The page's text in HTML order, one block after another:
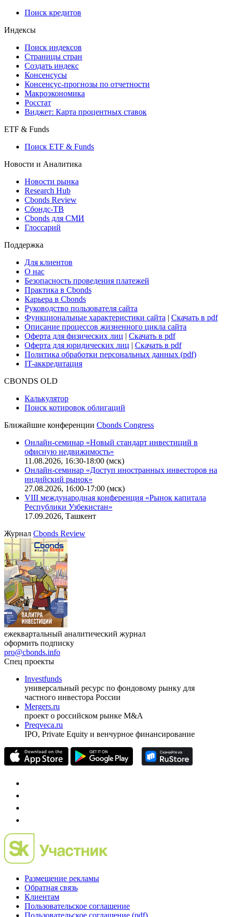
Поиск кредитов
Индексы
Поиск индексов
Страницы стран
Создать индекс
Консенсусы
Консенсус-прогнозы по отчетности
Макроэкономика
Росстат
Виджет: Карта процентных ставок
ETF & Funds
Поиск ETF & Funds
Новости и Аналитика
Новости рынка
Research Hub
Cbonds Review
Сбондс-ТВ
Cbonds для СМИ
Глоссарий
Поддержка
Для клиентов
О нас
Безопасность проведения платежей
Практика в Cbonds
Карьера в Cbonds
Руководство пользователя сайта
Функциональные характеристики сайта | Скачать в pdf
Описание процессов жизненного цикла сайта
Оферта для физических лиц | Скачать в pdf
Оферта для юридических лиц | Скачать в pdf
Политика обработки персональных данных (pdf)
IT-аккредитация
CBONDS OLD
Калькулятор
Поиск котировок облигаций
Ближайшие конференции Cbonds Congress
Онлайн-семинар «Новый стандарт инвестиций в
офисную недвижимость»
11.08.2026, 16:30-18:00 (мск)
Онлайн-семинар «Доступ иностранных инвесторов на
индийский рынок»
27.08.2026, 16:00-17:00 (мск)
VIII международная конференция «Рынок капитала
Республики Узбекистан»
17.09.2026, Ташкент
Журнал Cbonds Review
ежеквартальный аналитический журнал
оформить подписку
pro@cbonds.info
Спец проекты
Investfunds
универсальный ресурс по фондовому рынку для
частного инвестора России
Mergers.ru
проект о российском рынке M&A
Preqveca.ru
IPO, Private Equity и венчурное финансирование
Размещение рекламы
Обратная связь
Клиентам
Пользовательское соглашение
Пользовательское соглашение (pdf)